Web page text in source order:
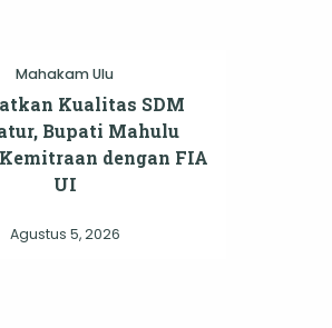
Mahakam Ulu
Kualitas SDM
Bupati Mahulu
dengan FIA
UI
Agustus 5, 2026